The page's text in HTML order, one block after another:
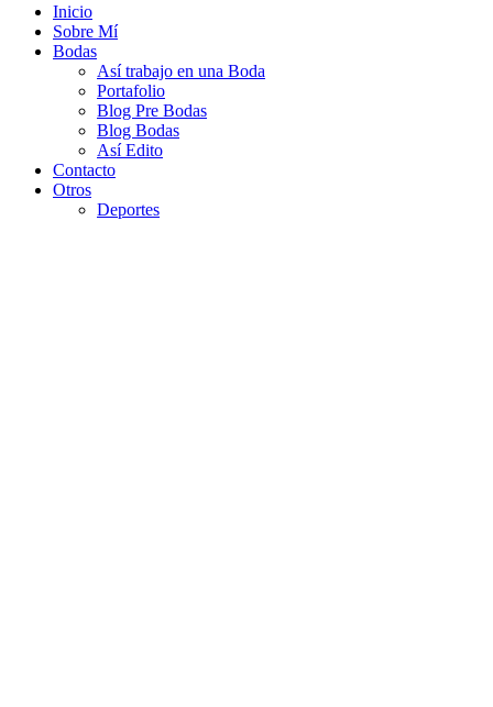
Inicio
Sobre Mí
Bodas
Así trabajo en una Boda
Portafolio
Blog Pre Bodas
Blog Bodas
Así Edito
Contacto
Otros
Deportes